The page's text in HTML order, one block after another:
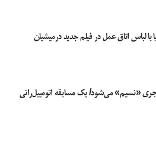
با لباس اتاق عمل در فیلم جدید درمیشیان
مجری «نسیم» می‌شود/ یک مسابقه اتومبیل‌رانی